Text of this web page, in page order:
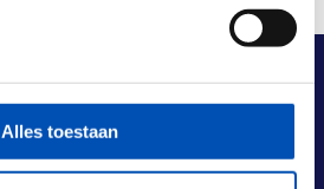
Alles toestaan